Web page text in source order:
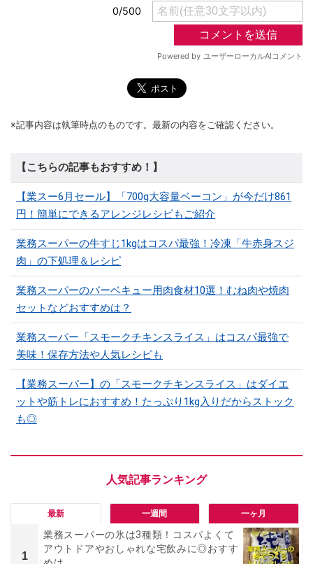
※記事内容は執筆時点のものです。最新の内容をご確認ください。
【こちらの記事もおすすめ！】
【業スー6月セール】「700g大容量ベーコン」が今だけ861
円！簡単にできるアレンジレシピもご紹介
業務スーパーの牛すじ1kgはコスパ最強！冷凍「牛赤身スジ
肉」の下処理＆レシピ
業務スーパーのバーベキュー用肉食材10選！むね肉や焼肉
セットなどおすすめは？
業務スーパー「スモークチキンスライス」はコスパ最強で
美味！保存方法や人気レシピも
【業務スーパー】の「スモークチキンスライス」はダイエ
ットや筋トレにおすすめ！たっぷり1kg入りだからストック
も◎
最新 一週間 一ヶ月
1
業務スーパーの氷は3種類！コスパよくて
アウトドアやおしゃれな宅飲みに◎おすす